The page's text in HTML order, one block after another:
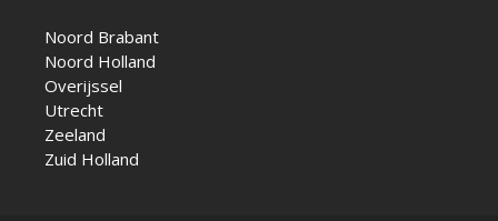
Noord Brabant
Noord Holland
Overijssel
Utrecht
Zeeland
Zuid Holland